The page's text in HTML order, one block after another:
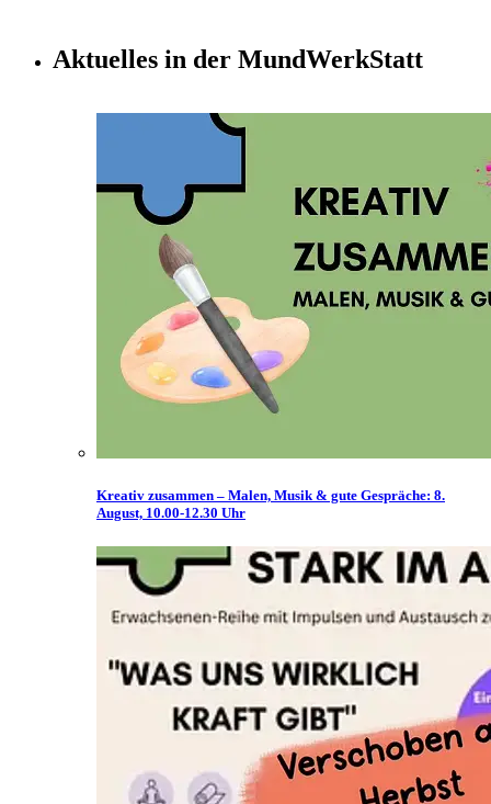
Aktuelles in der MundWerkStatt
Kreativ zusammen – Malen, Musik & gute Gespräche: 8.
August, 10.00-12.30 Uhr